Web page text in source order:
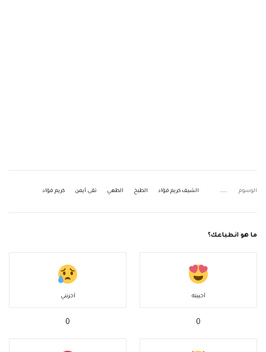
الوسوم الشيف كريم فؤاد الطبخ الطهي تقى أيمن كريم فؤاد
ما هو انطباعك؟
أحببته
0
أحزنني
0